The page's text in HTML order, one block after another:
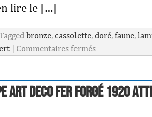
lire le […]
bronze, cassolette, doré, faune,
| Commentaires fermés
art deco fer forgé 1920